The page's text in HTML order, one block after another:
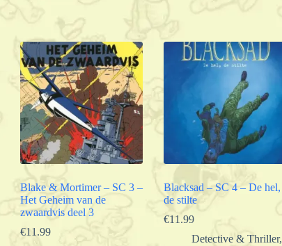
Blake & Mortimer – SC 3 –
Het Geheim van de
zwaardvis deel 3
€11.99
Blacksad – SC 4 – De hel,
de stilte
€11.99
Detective & Thriller,